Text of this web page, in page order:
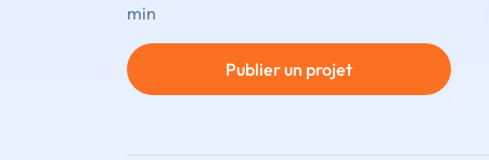
min
Publier un projet